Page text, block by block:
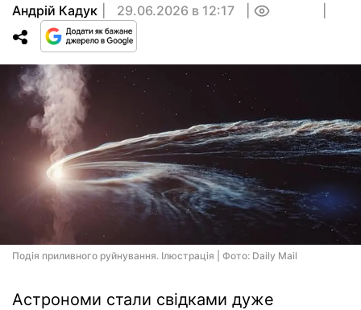
Андрій Кадук 29.06.2026 в 12:17
Подія приливного руйнування. Ілюстрація | Фото: Daily Mail
Астрономи стали свідками дуже